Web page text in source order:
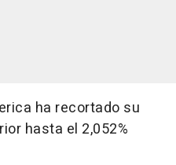
ha recortado su
hasta el 2,052%